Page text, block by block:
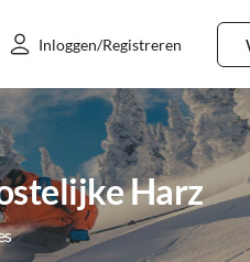
Inloggen/Registreren
Harz